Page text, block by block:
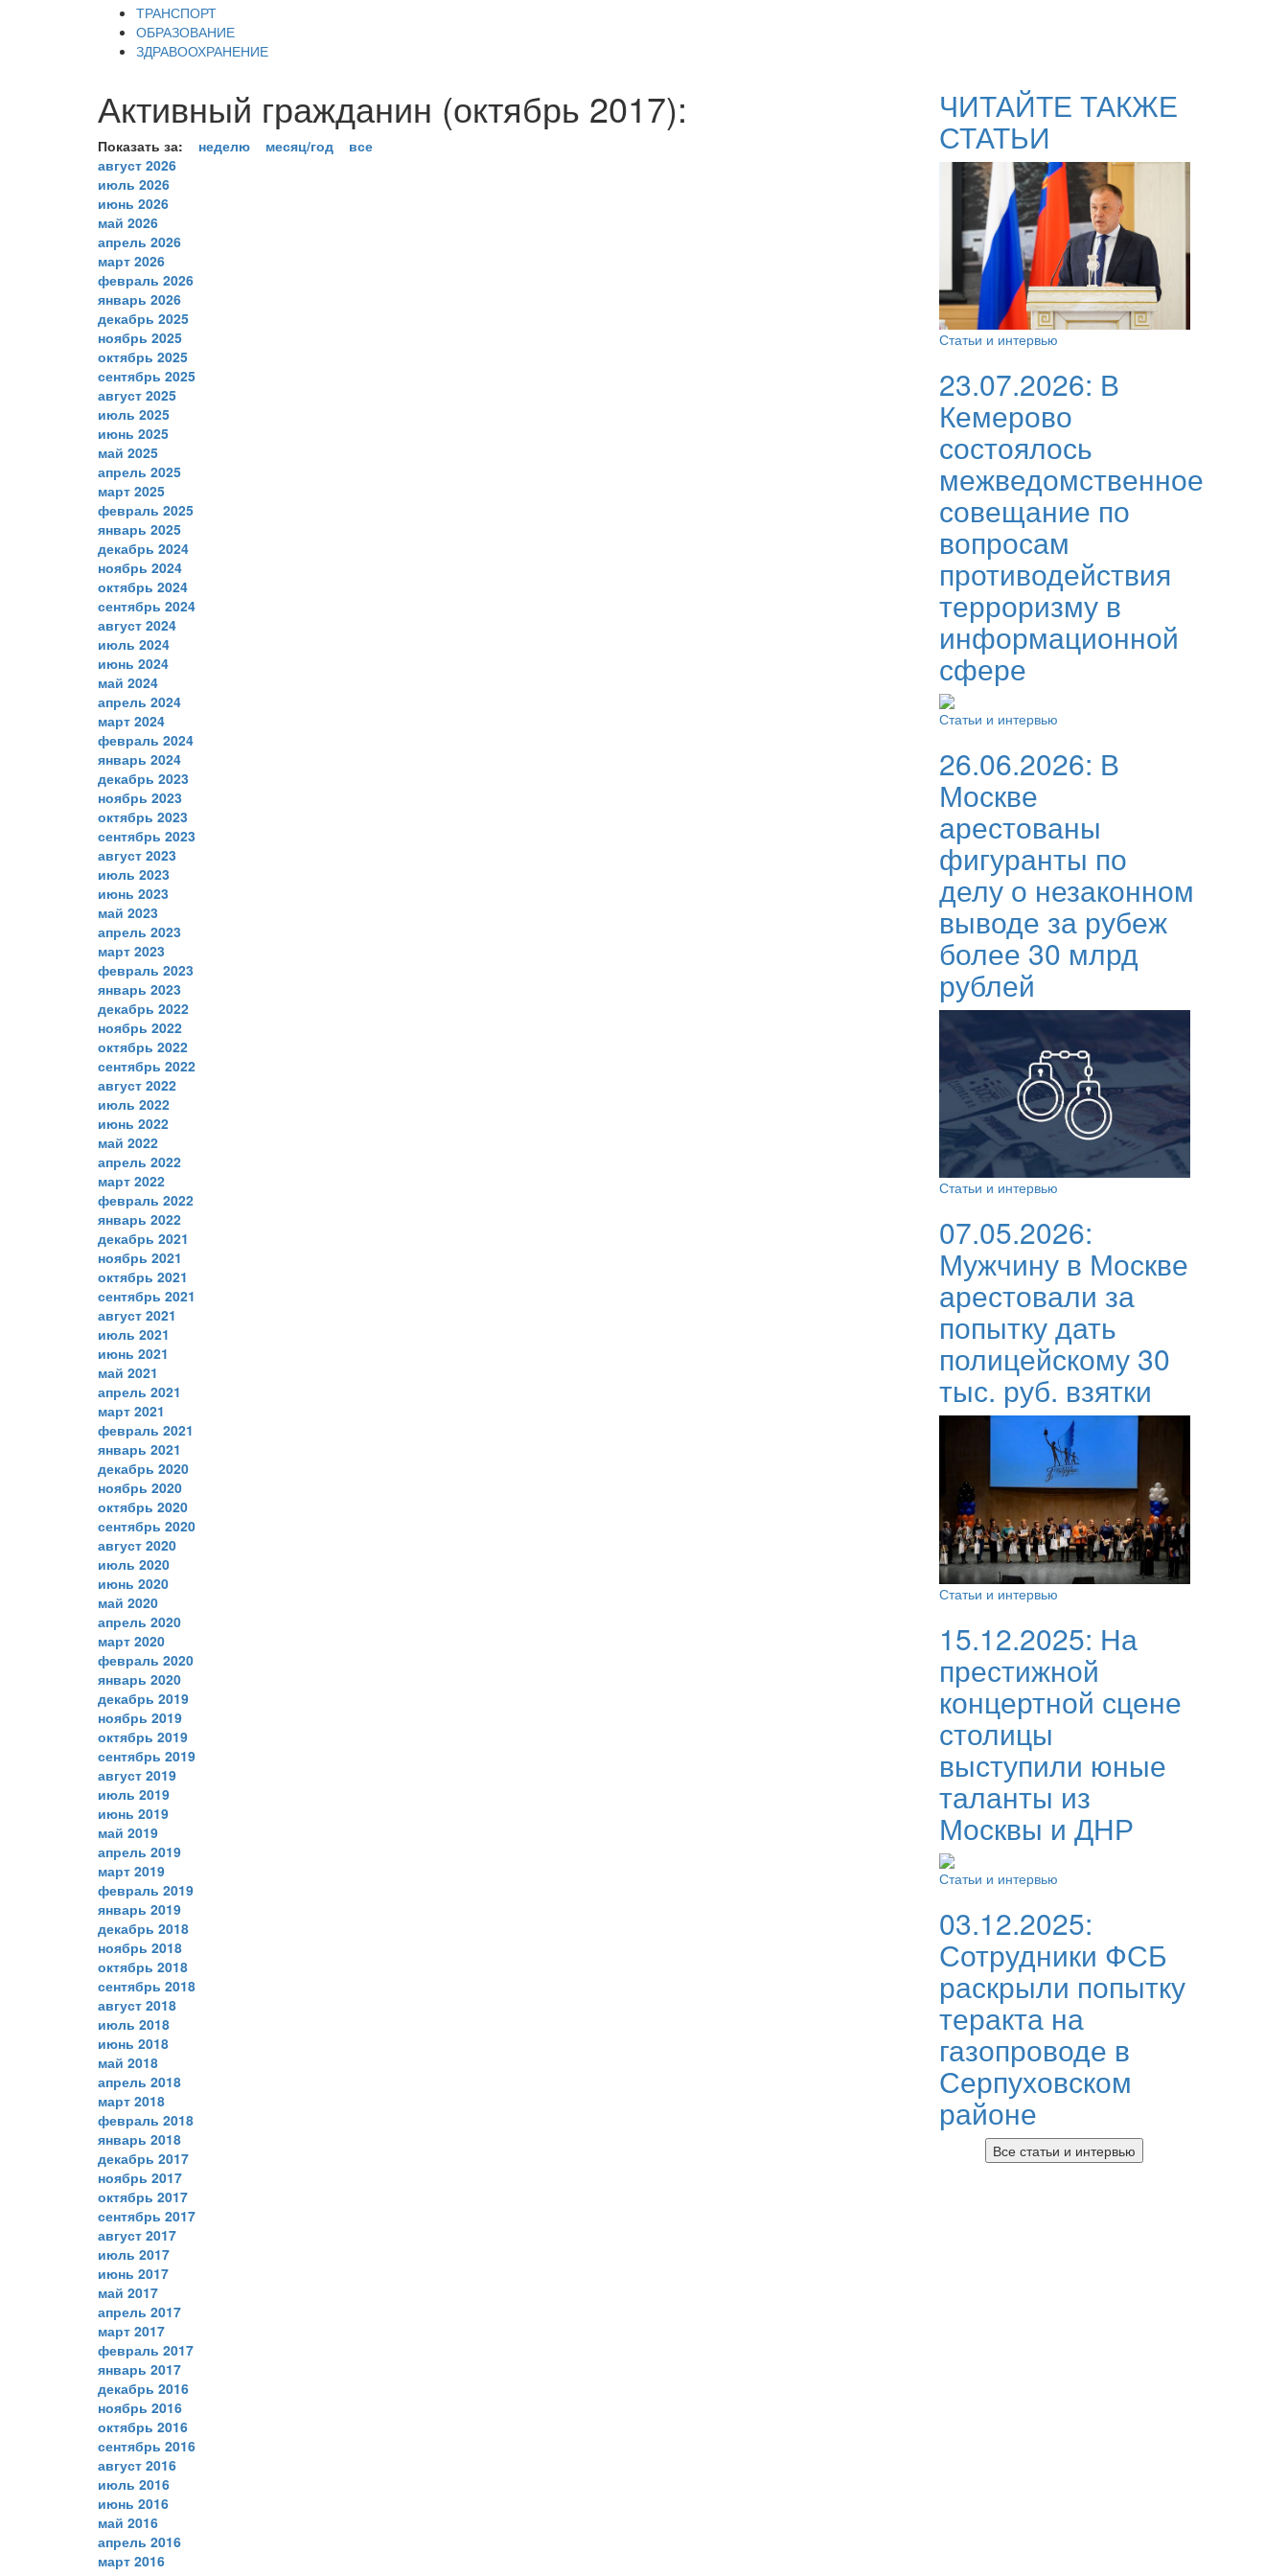
ТРАНСПОРТ
ОБРАЗОВАНИЕ
ЗДРАВООХРАНЕНИЕ
Активный гражданин (октябрь 2017):
Показать за: неделю месяц/год
все
август 2026
июль 2026
июнь 2026
май 2026
апрель 2026
март 2026
февраль 2026
январь 2026
декабрь 2025
ноябрь 2025
октябрь 2025
сентябрь 2025
август 2025
июль 2025
июнь 2025
май 2025
апрель 2025
март 2025
февраль 2025
январь 2025
декабрь 2024
ноябрь 2024
октябрь 2024
сентябрь 2024
август 2024
июль 2024
июнь 2024
май 2024
апрель 2024
март 2024
февраль 2024
январь 2024
декабрь 2023
ноябрь 2023
октябрь 2023
сентябрь 2023
август 2023
июль 2023
июнь 2023
май 2023
апрель 2023
март 2023
февраль 2023
январь 2023
декабрь 2022
ноябрь 2022
октябрь 2022
сентябрь 2022
август 2022
июль 2022
июнь 2022
май 2022
апрель 2022
март 2022
февраль 2022
январь 2022
декабрь 2021
ноябрь 2021
октябрь 2021
сентябрь 2021
август 2021
июль 2021
июнь 2021
май 2021
апрель 2021
март 2021
февраль 2021
январь 2021
декабрь 2020
ноябрь 2020
октябрь 2020
сентябрь 2020
август 2020
июль 2020
июнь 2020
май 2020
апрель 2020
март 2020
февраль 2020
январь 2020
декабрь 2019
ноябрь 2019
октябрь 2019
сентябрь 2019
август 2019
июль 2019
июнь 2019
май 2019
апрель 2019
март 2019
февраль 2019
январь 2019
декабрь 2018
ноябрь 2018
октябрь 2018
сентябрь 2018
август 2018
июль 2018
июнь 2018
май 2018
апрель 2018
март 2018
февраль 2018
январь 2018
декабрь 2017
ноябрь 2017
октябрь 2017
сентябрь 2017
август 2017
июль 2017
июнь 2017
май 2017
апрель 2017
март 2017
февраль 2017
январь 2017
декабрь 2016
ноябрь 2016
октябрь 2016
сентябрь 2016
август 2016
июль 2016
июнь 2016
май 2016
апрель 2016
март 2016
ЧИТАЙТЕ ТАКЖЕ
СТАТЬИ
Статьи и интервью
23.07.2026: В
Кемерово
состоялось
межведомственное
совещание по
вопросам
противодействия
терроризму в
информационной
сфере
Статьи и интервью
26.06.2026: В
Москве
арестованы
фигуранты по
делу о незаконном
выводе за рубеж
более 30 млрд
рублей
Статьи и интервью
07.05.2026:
Мужчину в Москве
арестовали за
попытку дать
полицейскому 30
тыс. руб. взятки
Статьи и интервью
15.12.2025: На
престижной
концертной сцене
столицы
выступили юные
таланты из
Москвы и ДНР
Статьи и интервью
03.12.2025:
Сотрудники ФСБ
раскрыли попытку
теракта на
газопроводе в
Серпуховском
районе
Все статьи и интервью